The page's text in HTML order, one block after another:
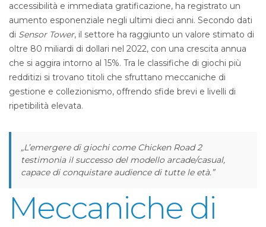
accessibilità e immediata gratificazione, ha registrato un
aumento esponenziale negli ultimi dieci anni. Secondo dati
di Sensor Tower, il settore ha raggiunto un valore stimato di
oltre 80 miliardi di dollari nel 2022, con una crescita annua
che si aggira intorno al 15%. Tra le classifiche di giochi più
redditizi si trovano titoli che sfruttano meccaniche di
gestione e collezionismo, offrendo sfide brevi e livelli di
ripetibilità elevata.
„L’emergere di giochi come Chicken Road 2
testimonia il successo del modello arcade/casual,
capace di conquistare audience di tutte le età.”
Meccaniche di